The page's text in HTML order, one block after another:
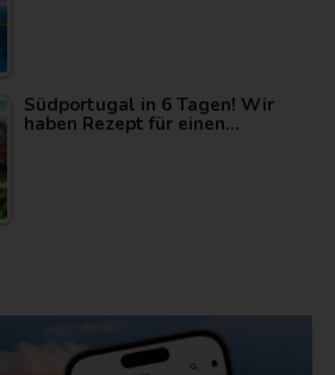
Südportugal in 6 Tagen! Wir
haben Rezept für einen…